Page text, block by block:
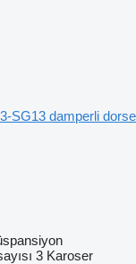
SG13 damperli dorse
3 Karoser